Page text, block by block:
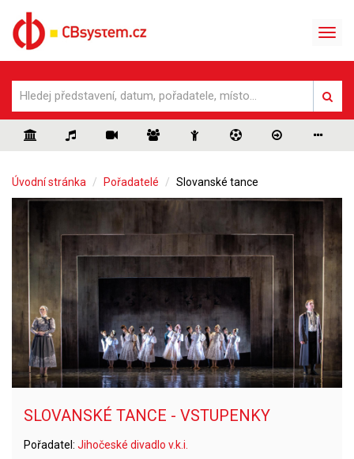
Úvodní stránka Pořadatelé Slovanské tance
SLOVANSKÉ TANCE - VSTUPENKY
Pořadatel: Jihočeské divadlo v.k.i.